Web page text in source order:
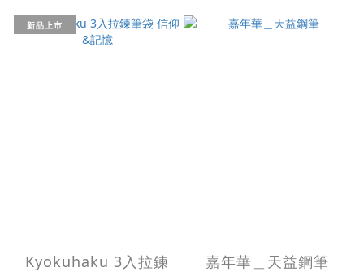
新品上市
Kyokuhaku 3入拉鍊
嘉年華＿天益鋼筆